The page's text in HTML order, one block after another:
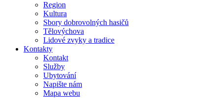
Region
Kultura
Sbory dobrovolných hasičů
Tělovýchova
Lidové zvyky a tradice
Kontakty
Kontakt
Služby
Ubytování
Napište nám
Mapa webu